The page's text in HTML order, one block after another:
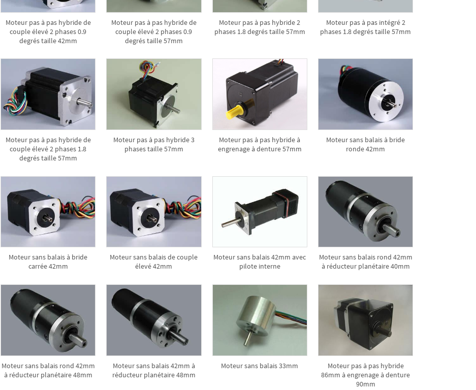
Moteur pas à pas hybride de
couple élevé 2 phases 0.9
degrés taille 42mm
Moteur pas à pas hybride de
couple élevé 2 phases 0.9
degrés taille 57mm
Moteur pas à pas hybride 2
phases 1.8 degrés taille 57mm
Moteur pas à pas intégré 2
phases 1.8 degrés taille 57mm
Moteur pas à pas hybride de
couple élevé 2 phases 1.8
degrés taille 57mm
Moteur pas à pas hybride 3
phases taille 57mm
Moteur pas à pas hybride à
engrenage à denture 57mm
Moteur sans balais à bride
ronde 42mm
Moteur sans balais à bride
carrée 42mm
Moteur sans balais de couple
élevé 42mm
Moteur sans balais 42mm avec
pilote interne
Moteur sans balais rond 42mm
à réducteur planétaire 40mm
Moteur sans balais rond 42mm
à réducteur planétaire 48mm
Moteur sans balais 42mm à
réducteur planétaire 48mm
Moteur sans balais 33mm
Moteur pas à pas hybride
86mm à engrenage à denture
90mm